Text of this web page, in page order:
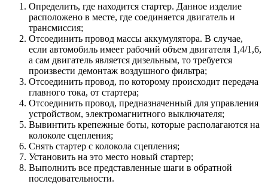
Определить, где находится стартер. Данное изделие
расположено в месте, где соединяется двигатель и
трансмиссия;
Отсоединить провод массы аккумулятора. В случае,
если автомобиль имеет рабочий объем двигателя 1,4/1,6,
а сам двигатель является дизельным, то требуется
произвести демонтаж воздушного фильтра;
Отсоединить провод, по которому происходит передача
главного тока, от стартера;
Отсоединить провод, предназначенный для управления
устройством, электромагнитного выключателя;
Вывинтить крепежные боты, которые располагаются на
колоколе сцепления;
Снять стартер с колокола сцепления;
Установить на это место новый стартер;
Выполнить все представленные шаги в обратной
последовательности.